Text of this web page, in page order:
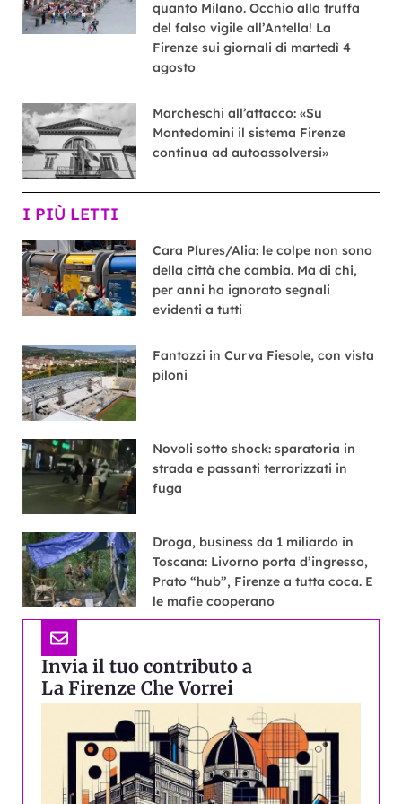
quanto Milano. Occhio alla truffa
del falso vigile all’Antella! La
Firenze sui giornali di martedì 4
agosto
Marcheschi all’attacco: «Su
Montedomini il sistema Firenze
continua ad autoassolversi»
I PIÙ LETTI
Cara Plures/Alia: le colpe non sono
della città che cambia. Ma di chi,
per anni ha ignorato segnali
evidenti a tutti
Fantozzi in Curva Fiesole, con vista
piloni
Novoli sotto shock: sparatoria in
strada e passanti terrorizzati in
fuga
Droga, business da 1 miliardo in
Toscana: Livorno porta d’ingresso,
Prato “hub”, Firenze a tutta coca. E
le mafie cooperano
Invia il tuo contributo a
La Firenze Che Vorrei